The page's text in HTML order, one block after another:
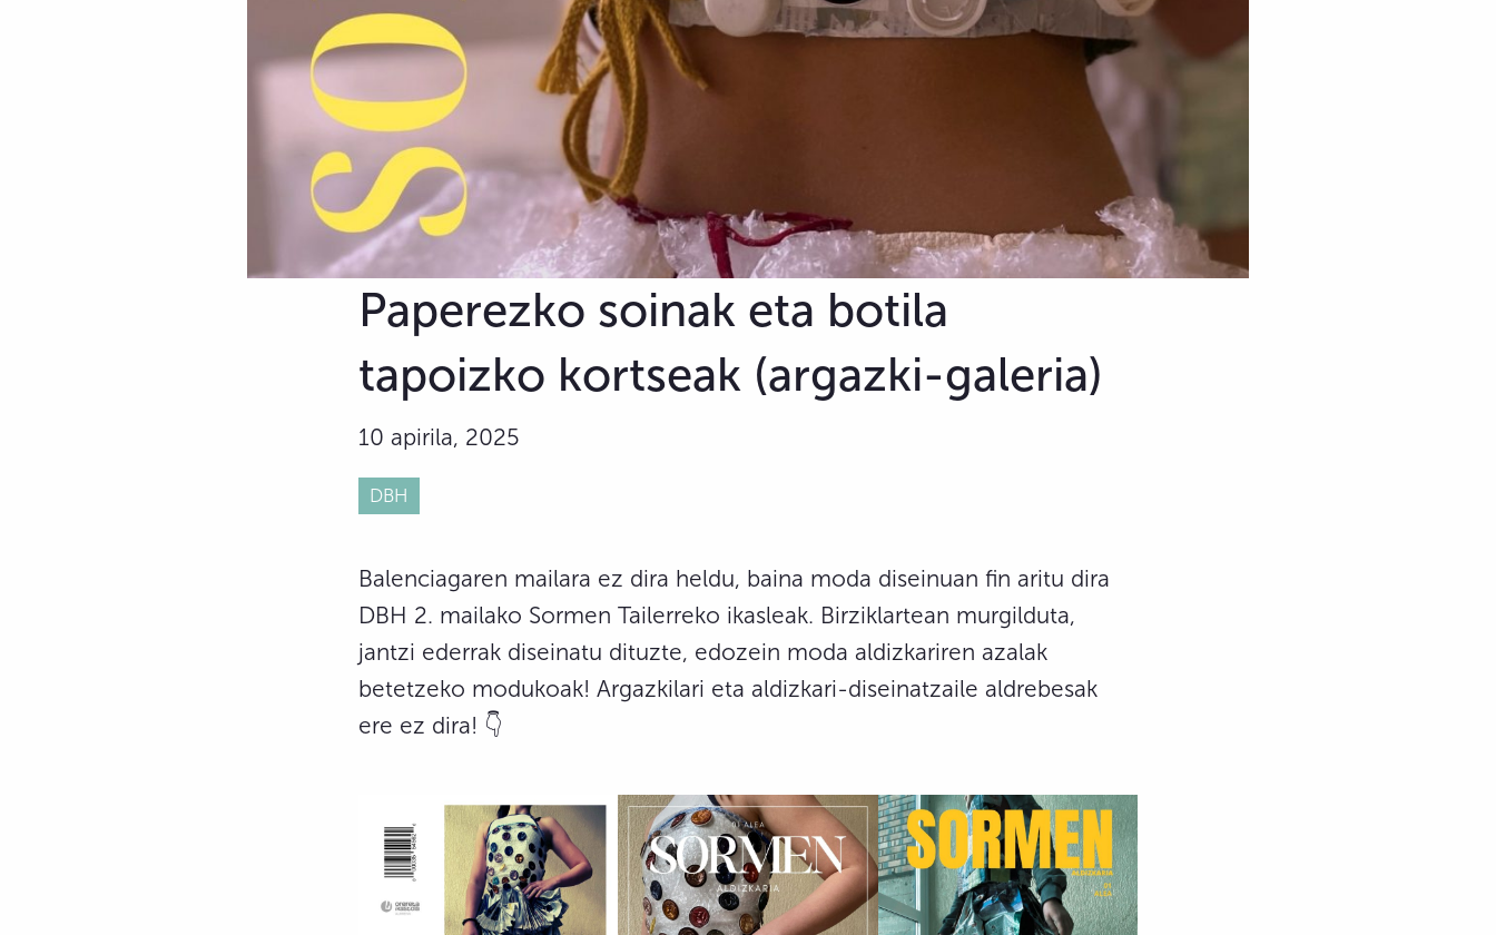
Paperezko soinak eta botila
tapoizko kortseak (argazki-galeria)
10 apirila, 2025
DBH
Balenciagaren mailara ez dira heldu, baina moda diseinuan fin aritu dira
DBH 2. mailako Sormen Tailerreko ikasleak. Birziklartean murgilduta,
jantzi ederrak diseinatu dituzte, edozein moda aldizkariren azalak
betetzeko modukoak! Argazkilari eta aldizkari-diseinatzaile aldrebesak
ere ez dira! 👇